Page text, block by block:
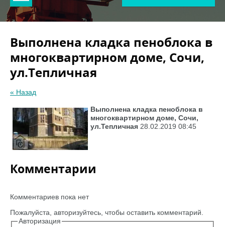
Выполнена кладка пеноблока в
многоквартирном доме, Сочи,
ул.Тепличная
« Назад
Выполнена кладка пеноблока в
многоквартирном доме, Сочи,
ул.Тепличная 28.02.2019 08:45
Комментарии
Комментариев пока нет
Пожалуйста, авторизуйтесь, чтобы оставить комментарий.
Авторизация